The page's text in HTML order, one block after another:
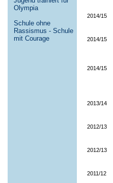
Olympia
Schule ohne
Rassismus - Schule
mit Courage
2014/15
2014/15
2014/15
2013/14
2012/13
2012/13
2011/12